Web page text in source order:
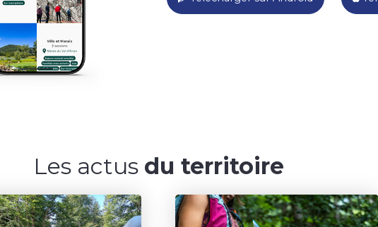
Les actus du territoire